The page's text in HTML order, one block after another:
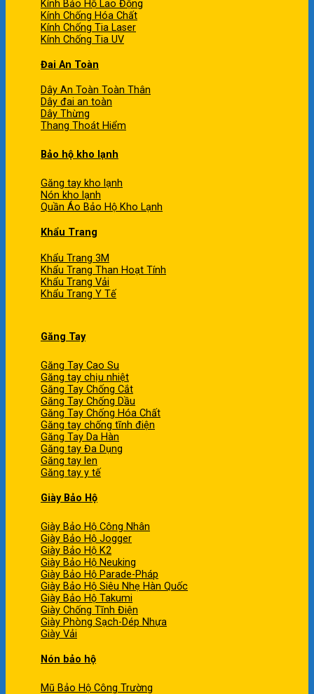
Kính Bảo Hộ Lao Động
Kính Chống Hóa Chất
Kính Chống Tia Laser
Kính Chống Tia UV
Đai An Toàn
Dây An Toàn Toàn Thân
Dây đai an toàn
Dây Thừng
Thang Thoát Hiểm
Bảo hộ kho lạnh
Găng tay kho lạnh
Nón kho lạnh
Quần Áo Bảo Hộ Kho Lạnh
Khẩu Trang
Khẩu Trang 3M
Khẩu Trang Than Hoạt Tính
Khẩu Trang Vải
Khẩu Trang Y Tế
Găng Tay
Găng Tay Cao Su
Găng tay chịu nhiệt
Găng Tay Chống Cắt
Găng Tay Chống Dầu
Găng Tay Chống Hóa Chất
Găng tay chống tĩnh điện
Găng Tay Da Hàn
Găng tay Đa Dụng
Găng tay len
Găng tay y tế
Giày Bảo Hộ
Giày Bảo Hộ Công Nhân
Giày Bảo Hộ Jogger
Giày Bảo Hộ K2
Giày Bảo Hộ Neuking
Giày Bảo Hộ Parade-Pháp
Giày Bảo Hộ Siêu Nhẹ Hàn Quốc
Giày Bảo Hộ Takumi
Giày Chống Tĩnh Điện
Giày Phòng Sạch-Dép Nhựa
Giày Vải
Nón bảo hộ
Mũ Bảo Hộ Công Trường